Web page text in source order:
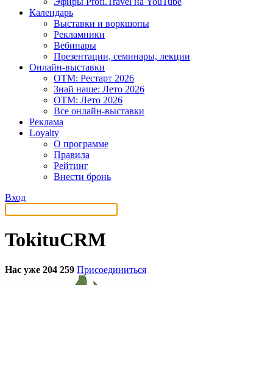
Календарь
Выставки и воркшопы
Рекламники
Вебинары
Презентации, семинары, лекции
Онлайн-выставки
OTM: Рестарт 2026
Знай наше: Лето 2026
OTM: Лето 2026
Все онлайн-выставки
Реклама
Loyalty
О программе
Правила
Рейтинг
Внести бронь
Вход
TokituCRM
Нас уже 204 259 Присоединиться